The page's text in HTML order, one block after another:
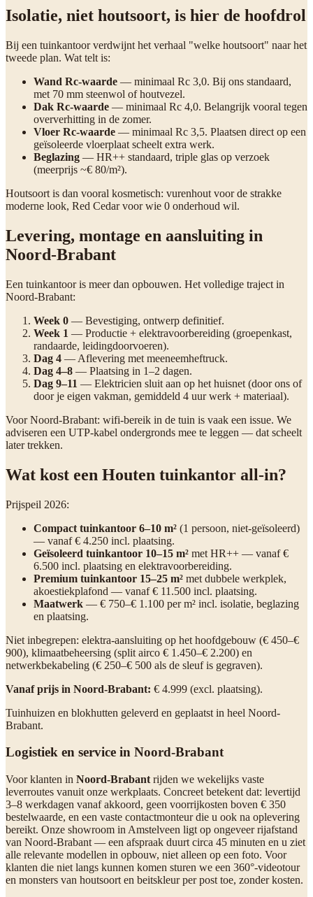
Isolatie, niet houtsoort, is hier de hoofdrol
Bij een tuinkantoor verdwijnt het verhaal "welke houtsoort" naar het
tweede plan. Wat telt is:
Wand Rc-waarde — minimaal Rc 3,0. Bij ons standaard,
met 70 mm steenwol of houtvezel.
Dak Rc-waarde — minimaal Rc 4,0. Belangrijk vooral tegen
oververhitting in de zomer.
Vloer Rc-waarde — minimaal Rc 3,5. Plaatsen direct op een
geïsoleerde vloerplaat scheelt extra werk.
Beglazing — HR++ standaard, triple glas op verzoek
(meerprijs ~€ 80/m²).
Houtsoort is dan vooral kosmetisch: vurenhout voor de strakke
moderne look, Red Cedar voor wie 0 onderhoud wil.
Levering, montage en aansluiting in
Noord-Brabant
Een tuinkantoor is meer dan opbouwen. Het volledige traject in
Noord-Brabant:
Week 0 — Bevestiging, ontwerp definitief.
Week 1 — Productie + elektravoorbereiding (groepenkast,
randaarde, leidingdoorvoeren).
Dag 4 — Aflevering met meeneemheftruck.
Dag 4–8 — Plaatsing in 1–2 dagen.
Dag 9–11 — Elektricien sluit aan op het huisnet (door ons of
door je eigen vakman, gemiddeld 4 uur werk + materiaal).
Voor Noord-Brabant: wifi-bereik in de tuin is vaak een issue. We
adviseren een UTP-kabel ondergronds mee te leggen — dat scheelt
later trekken.
Wat kost een Houten tuinkantor all-in?
Prijspeil 2026:
Compact tuinkantoor 6–10 m² (1 persoon, niet-geïsoleerd)
— vanaf € 4.250 incl. plaatsing.
Geïsoleerd tuinkantoor 10–15 m² met HR++ — vanaf €
6.500 incl. plaatsing en elektravoorbereiding.
Premium tuinkantoor 15–25 m² met dubbele werkplek,
akoestiekplafond — vanaf € 11.500 incl. plaatsing.
Maatwerk — € 750–€ 1.100 per m² incl. isolatie, beglazing
en plaatsing.
Niet inbegrepen: elektra-aansluiting op het hoofdgebouw (€ 450–€
900), klimaatbeheersing (split airco € 1.450–€ 2.200) en
netwerkbekabeling (€ 250–€ 500 als de sleuf is gegraven).
Vanaf prijs in Noord-Brabant: € 4.999 (excl. plaatsing).
Tuinhuizen en blokhutten geleverd en geplaatst in heel Noord-
Brabant.
Logistiek en service in Noord-Brabant
Voor klanten in Noord-Brabant rijden we wekelijks vaste
leverroutes vanuit onze werkplaats. Concreet betekent dat: levertijd
3–8 werkdagen vanaf akkoord, geen voorrijkosten boven € 350
bestelwaarde, en een vaste contactmonteur die u ook na oplevering
bereikt. Onze showroom in Amstelveen ligt op ongeveer rijafstand
van Noord-Brabant — een afspraak duurt circa 45 minuten en u ziet
alle relevante modellen in opbouw, niet alleen op een foto. Voor
klanten die niet langs kunnen komen sturen we een 360°-videotour
en monsters van houtsoort en beitskleur per post toe, zonder kosten.